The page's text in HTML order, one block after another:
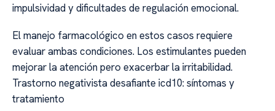
impulsividad y dificultades de regulación emocional.
El manejo farmacológico en estos casos requiere
evaluar ambas condiciones. Los estimulantes pueden
mejorar la atención pero exacerbar la irritabilidad.
Trastorno negativista desafiante icd10: síntomas y
tratamiento